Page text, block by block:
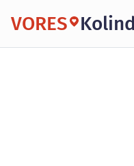
VORES Kolind